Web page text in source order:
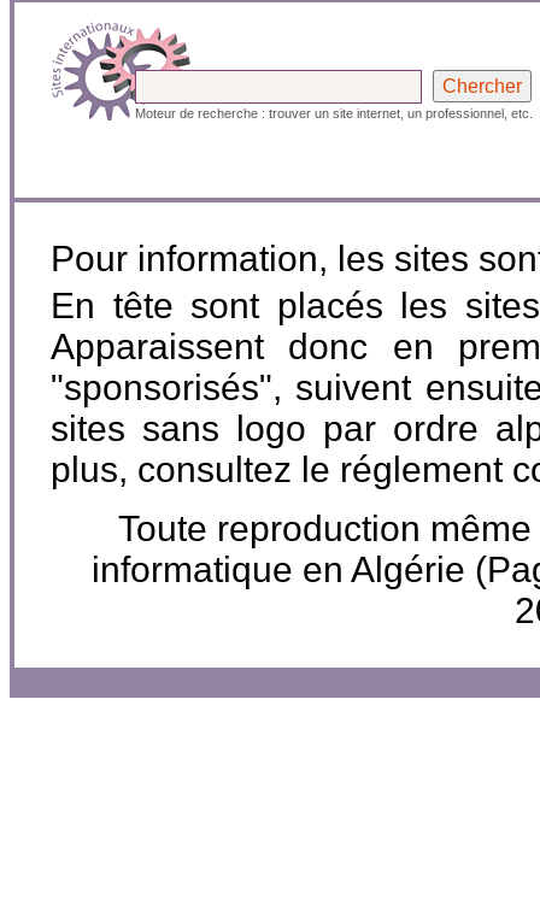
Moteur de recherche : trouver un site internet, un professionnel, etc.
Pour information, les sites
En tête sont placés les
Apparaissent donc en
"sponsorisés", suivent
sites sans logo par ordre
plus, consultez le réglement
Toute reproduction
informatique en Algérie